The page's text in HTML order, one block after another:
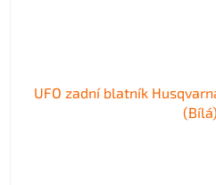
UFO zadní blatník
(Bílá)